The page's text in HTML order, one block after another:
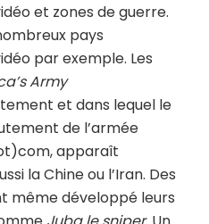
et zones de guerre.
pays
par exemple. Les
Army
et dans lequel le
de l’armée
apparaît
la Chine ou l’Iran. Des
même développé leurs